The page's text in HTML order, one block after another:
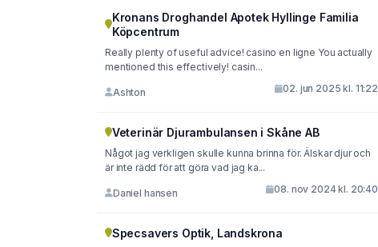
Kronans Droghandel Apotek Hyllinge Familia
Köpcentrum
Really plenty of useful advice! casino en ligne You actually
mentioned this effectively! casin...
Ashton 02. jun 2025 kl. 11:22
Veterinär Djurambulansen i Skåne AB
Något jag verkligen skulle kunna brinna för. Älskar djur och
är inte rädd för att göra vad jag ka...
Daniel hansen 08. nov 2024 kl. 20:40
Specsavers Optik, Landskrona